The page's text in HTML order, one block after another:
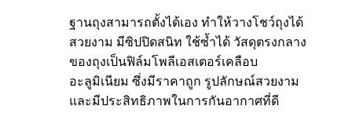
ฐานถุงสามารถตั้งได้เอง ทำให้วางโชว์ถุงได้
สวยงาม มีซิปปิดสนิท ใช้ซ้ำได้ วัสดุตรงกลาง
ของถุงเป็นฟิล์มโพลีเอสเตอร์เคลือบ
อะลูมิเนียม ซึ่งมีราคาถูก รูปลักษณ์สวยงาม
และมีประสิทธิภาพในการกันอากาศที่ดี